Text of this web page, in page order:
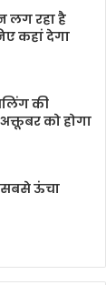
लग रहा है
कहां देगा
की
को होगा
ऊंचा